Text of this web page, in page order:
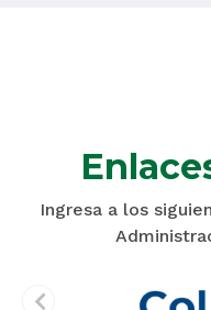
Ingresa a los